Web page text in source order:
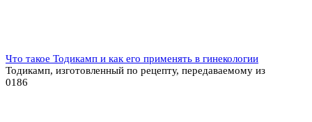
Что такое Тодикамп и как его применять в гинекологии
Тодикамп, изготовленный по рецепту, передаваемому из
0186